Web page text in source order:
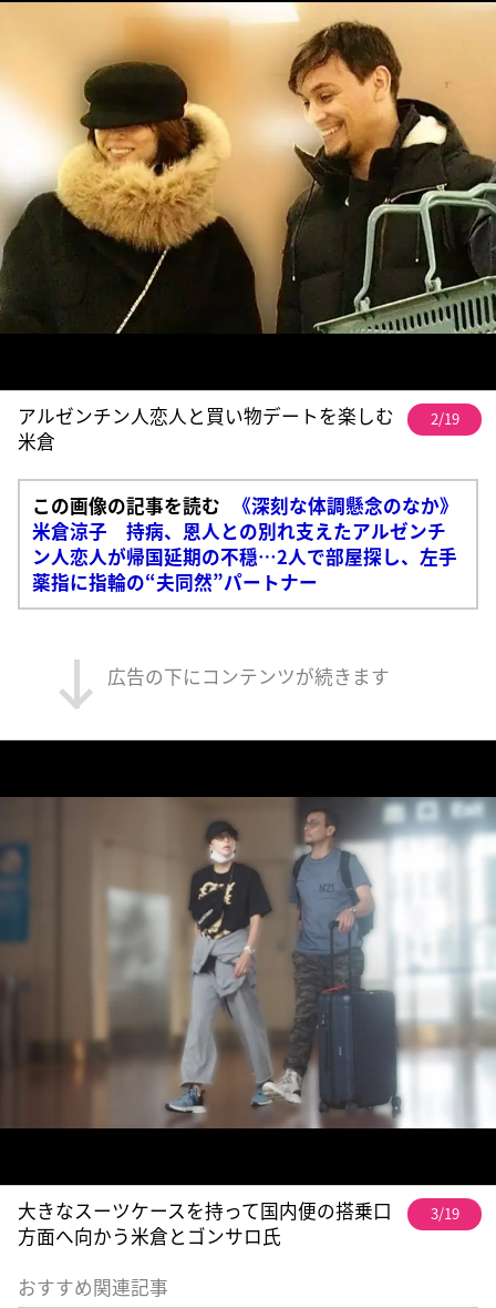
アルゼンチン人恋人と買い物デートを楽しむ
米倉
2/19
この画像の記事を読む
《深刻な体調懸念のなか》
米倉涼子 持病、恩人との別れ支えたアルゼンチ
ン人恋人が帰国延期の不穏…2人で部屋探し、左手
薬指に指輪の“夫同然”パートナー
広告の下にコンテンツが続きます
大きなスーツケースを持って国内便の搭乗口
方面へ向かう米倉とゴンサロ氏
3/19
おすすめ関連記事